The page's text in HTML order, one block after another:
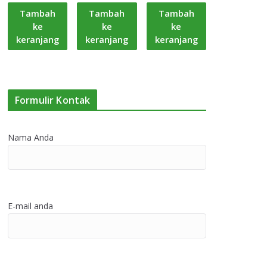
Tambah
ke
keranjang
Tambah
ke
keranjang
Tambah
ke
keranjang
Formulir Kontak
Nama Anda
E-mail anda